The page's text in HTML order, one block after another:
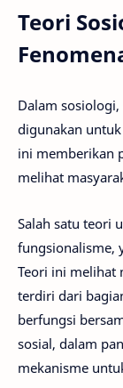
Teori
Dalam
digunakan
ini memberikan
melihat
Salah satu teori
fungsionalisme,
Teori ini melihat
terdiri dari
berfungsi
sosial, dalam
mekanisme